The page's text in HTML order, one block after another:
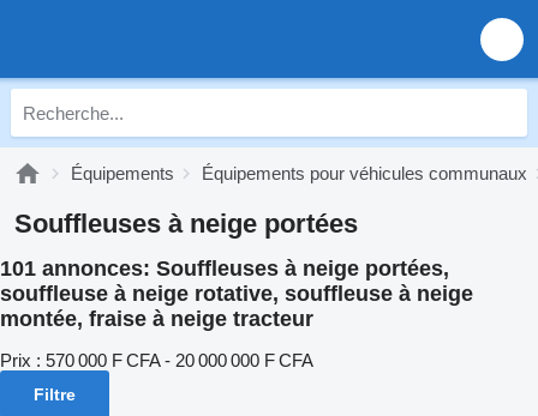
Équipements Équipements pour véhicules communaux
Souffleuses à neige portées
101 annonces: Souffleuses à neige portées,
souffleuse à neige rotative, souffleuse à neige
montée, fraise à neige tracteur
Prix : 570 000 F CFA - 20 000 000 F CFA
Filtre